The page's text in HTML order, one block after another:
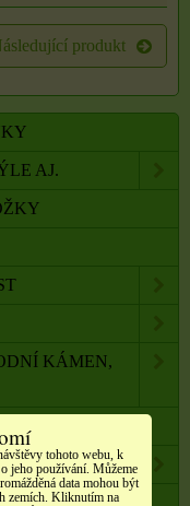
produkt
AJ.
KÁMEN,
SNŮ
ŠPERKŮ
tohoto webu, k
jeho používání. Můžeme
data mohou být
zemích. Kliknutím na